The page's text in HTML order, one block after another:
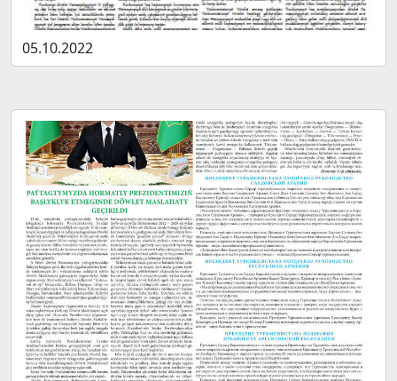
05.10.2022